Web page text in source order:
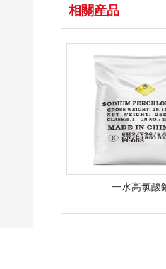
相關産品
一水高氯酸